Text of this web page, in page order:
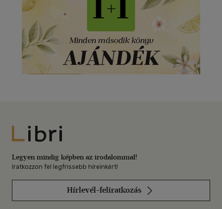
Libri
Legyen mindig képben az irodalommal!
Iratkozzon fel legfrissebb híreinkért!
Hírlevél-feliratkozás